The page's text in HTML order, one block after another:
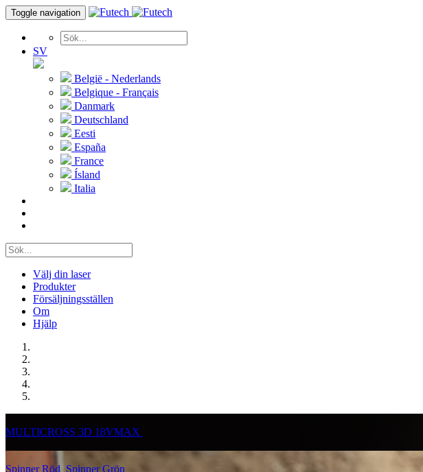
Toggle navigation
SV
België - Nederlands
Belgique - Français
Danmark
Deutschland
Eesti
España
France
Ísland
Italia
Välj din laser
Produkter
Försäljningsställen
Om
Hjälp
MULTICROSS 3D 18VMAX
Spinner Röd Spinner Grön